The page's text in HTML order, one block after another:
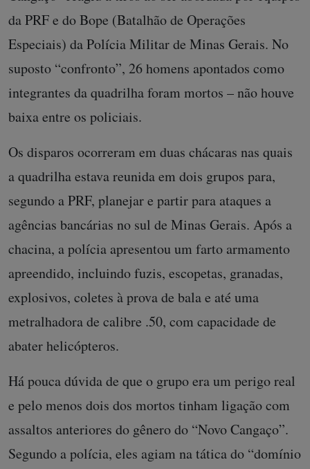
da PRF e do Bope (Batalhão de Operações
Especiais) da Polícia Militar de Minas Gerais. No
suposto “confronto”, 26 homens apontados como
integrantes da quadrilha foram mortos – não houve
baixa entre os policiais.
Os disparos ocorreram em duas chácaras nas quais
a quadrilha estava reunida em dois grupos para,
segundo a PRF, planejar e partir para ataques a
agências bancárias no sul de Minas Gerais. Após a
chacina, a polícia apresentou um farto armamento
apreendido, incluindo fuzis, escopetas, granadas,
explosivos, coletes à prova de bala e até uma
metralhadora de calibre .50, com capacidade de
abater helicópteros.
Há pouca dúvida de que o grupo era um perigo real
e pelo menos dois dos mortos tinham ligação com
assaltos anteriores do gênero do “Novo Cangaço”.
Segundo a polícia, eles agiam na tática do “domínio